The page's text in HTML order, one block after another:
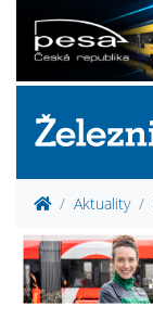
Aktuality